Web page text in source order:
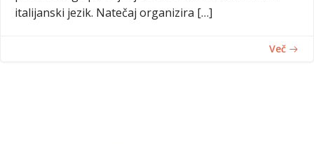
italijanski jezik. Natečaj organizira […]
Več